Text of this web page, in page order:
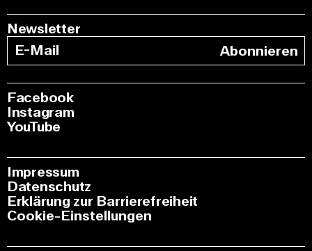
Newsletter
Abonnieren
Facebook
Instagram
YouTube
Impressum
Datenschutz
Erklärung zur Barrierefreiheit
Cookie-Einstellungen